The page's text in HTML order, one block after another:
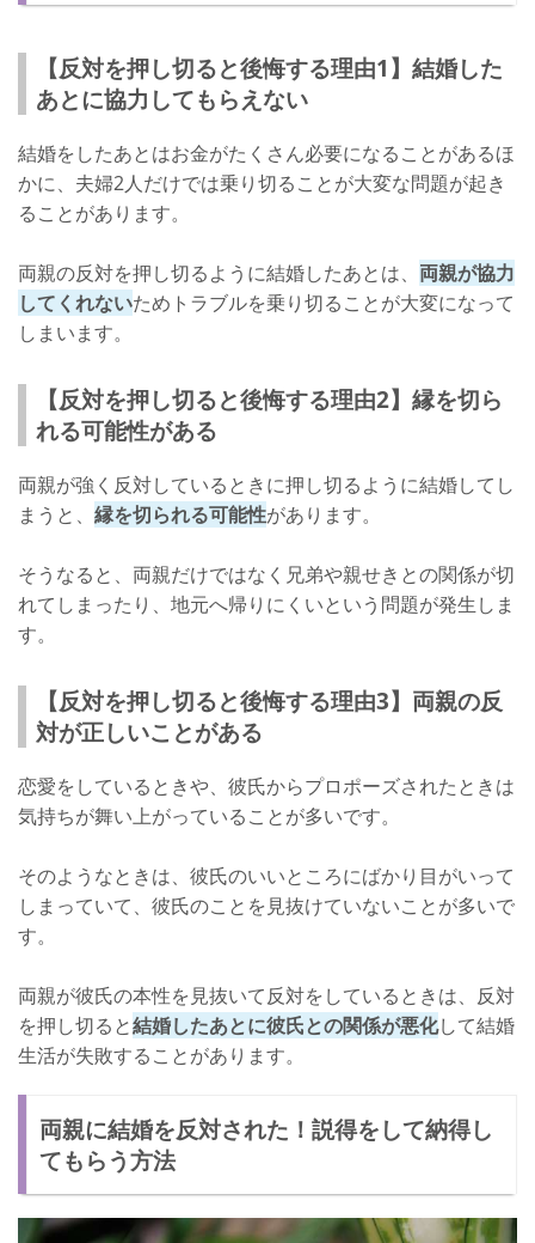
【反対を押し切ると後悔する理由1】結婚した
あとに協力してもらえない
結婚をしたあとはお金がたくさん必要になることがあるほ
かに、夫婦2人だけでは乗り切ることが大変な問題が起き
ることがあります。
両親の反対を押し切るように結婚したあとは、 両親が協力
してくれないためトラブルを乗り切ることが大変になって
しまいます。
【反対を押し切ると後悔する理由2】縁を切ら
れる可能性がある
両親が強く反対しているときに押し切るように結婚してし
まうと、 縁を切られる可能性があります。
そうなると、両親だけではなく兄弟や親せきとの関係が切
れてしまったり、地元へ帰りにくいという問題が発生しま
す。
【反対を押し切ると後悔する理由3】両親の反
対が正しいことがある
恋愛をしているときや、彼氏からプロポーズされたときは
気持ちが舞い上がっていることが多いです。
そのようなときは、彼氏のいいところにばかり目がいって
しまっていて、彼氏のことを見抜けていないことが多いで
す。
両親が彼氏の本性を見抜いて反対をしているときは、反対
を押し切ると結婚したあとに彼氏との関係が悪化して結婚
生活が失敗することがあります。
両親に結婚を反対された！説得をして納得し
てもらう方法